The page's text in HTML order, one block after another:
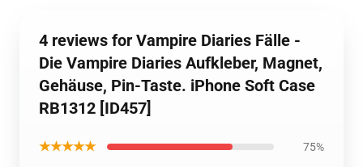
4 reviews for Vampire Diaries Fälle -
Die Vampire Diaries Aufkleber, Magnet,
Gehäuse, Pin-Taste. iPhone Soft Case
RB1312 [ID457]
★★★★★ 75%